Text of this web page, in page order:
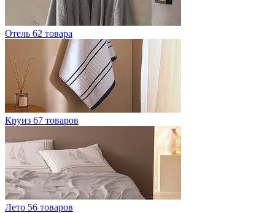
Отель 62 товара
Круиз 67 товаров
Лето 56 товаров